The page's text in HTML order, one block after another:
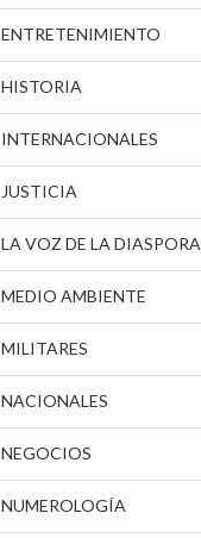
ENTRETENIMIENTO
HISTORIA
INTERNACIONALES
JUSTICIA
LA VOZ DE LA DIASPORA
MEDIO AMBIENTE
MILITARES
NACIONALES
NEGOCIOS
NUMEROLOGÍA